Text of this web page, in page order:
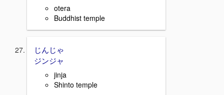
otera
Buddhist temple
じんじゃ
ジンジャ
jinja
Shinto temple